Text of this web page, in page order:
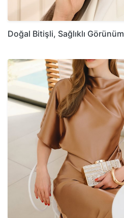
Doğal Bitişli, Sağlıklı Görünüm